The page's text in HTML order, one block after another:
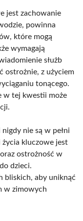
jest zachowanie
powinna
które mogą
wymagają
służb
ostrożnie, z użyciem
tonącego.
w tej kwestii może
nie są w pełni
życia kluczowe jest
ostrożność w
dzieci.
bliskich, aby uniknąć
w zimowych